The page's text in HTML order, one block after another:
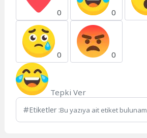
0 0
0 0
Tepki Ver
Etiketler :Bu yazıya ait etiket